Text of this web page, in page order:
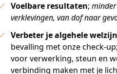
Voelbare resultaten;
verklevingen, van dof naar
Verbeter je algehele welzijn
bevalling met onze check-
voor verwerking, steun en
verbinding maken met je